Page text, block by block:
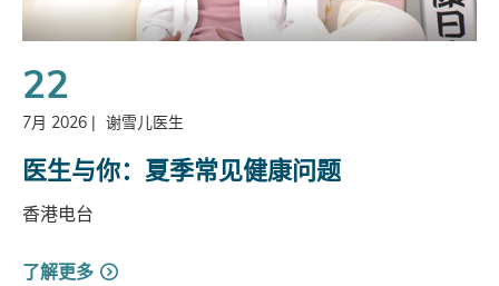
22
7月 2026 | 谢雪儿医生
医生与你：夏季常见健康问题
香港电台
了解更多